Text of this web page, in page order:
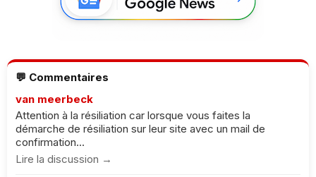
💬 Commentaires
van meerbeck
Attention à la résiliation car lorsque vous faites la
démarche de résiliation sur leur site avec un mail de
confirmation...
Lire la discussion →